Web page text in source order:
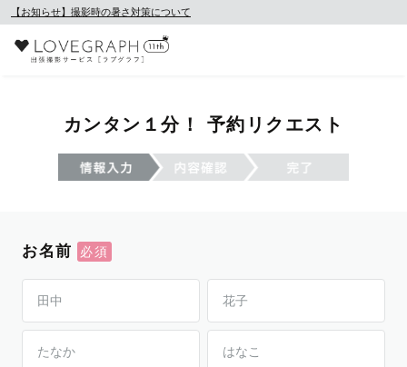
【お知らせ】撮影時の暑さ対策について
カンタン１分！ 予約リクエスト
お名前